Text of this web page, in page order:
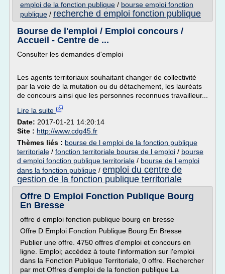
emploi de la fonction publique / bourse emploi fonction
publique / recherche d emploi fonction publique
Bourse de l'emploi / Emploi concours /
Accueil - Centre de ...
Consulter les demandes d'emploi
Les agents territoriaux souhaitant changer de collectivité
par la voie de la mutation ou du détachement, les lauréats
de concours ainsi que les personnes reconnues travailleur...
Lire la suite
Date: 2017-01-21 14:20:14
Site : http://www.cdg45.fr
Thèmes liés : bourse de l emploi de la fonction publique
territoriale / fonction territoriale bourse de l emploi / bourse
d emploi fonction publique territoriale / bourse de l emploi
dans la fonction publique / emploi du centre de
gestion de la fonction publique territoriale
Offre D Emploi Fonction Publique Bourg
En Bresse
offre d emploi fonction publique bourg en bresse
Offre D Emploi Fonction Publique Bourg En Bresse
Publier une offre. 4750 offres d'emploi et concours en
ligne. Emploi; accédez à toute l'information sur l'emploi
dans la Fonction Publique Territoriale, 0 offre. Rechercher
par mot Offres d'emploi de la fonction publique La